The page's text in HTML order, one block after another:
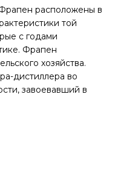
расположены в
той
с годами
Фрапен
хозяйства.
дистиллера во
завоевавший в